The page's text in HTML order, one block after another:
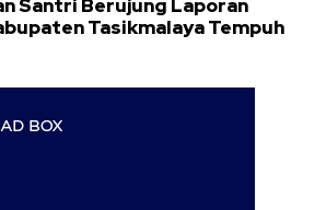
Santri Berujung Laporan
Tasikmalaya Tempuh